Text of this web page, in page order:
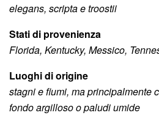
elegans, scripta e troostii
Stati di provenienza
Florida, Kentucky, Messico,
Luoghi di origine
stagni e fiumi, ma principalmente
fondo argilloso o paludi umide